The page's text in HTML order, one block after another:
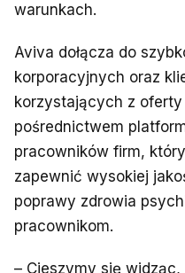
warunkach.
Aviva dołącza do
korporacyjnych oraz
korzystających z oferty
pośrednictwem
pracowników firm,
zapewnić wysokiej
poprawy zdrowia
pracownikom.
– Cieszymy się